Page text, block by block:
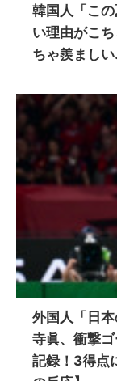
韓国人「こ
い理由がこ
ちゃ羨まし
外国人「日
寺眞、衝撃
記録！3得点